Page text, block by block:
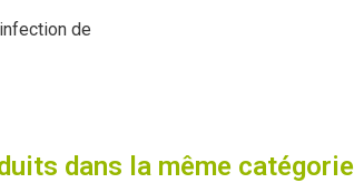
de
dans la même catégorie